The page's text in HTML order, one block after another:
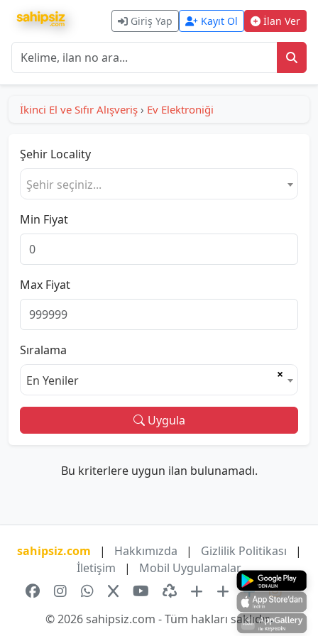
Giriş Yap Kayıt Ol İlan Ver
İkinci El ve Sıfır Alışveriş › Ev Elektroniği
Şehir Locality
Şehir seçiniz...
Min Fiyat
Max Fiyat
Sıralama
×
En Yeniler
Uygula
Bu kriterlere uygun ilan bulunamadı.
sahipsiz.com | Hakkımızda | Gizlilik Politikası
|
İletişim
| Mobil Uygulamalar
© 2026 sahipsiz.com - Tüm hakları saklıdır